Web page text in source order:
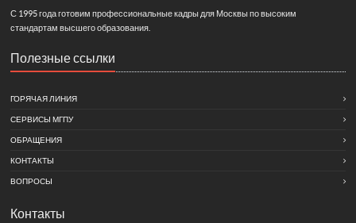
С 1995 года готовим профессиональные кадры для Москвы по высоким
стандартам высшего образования.
Полезные ссылки
ГОРЯЧАЯ ЛИНИЯ
СЕРВИСЫ МГПУ
ОБРАЩЕНИЯ
КОНТАКТЫ
ВОПРОСЫ
Контакты